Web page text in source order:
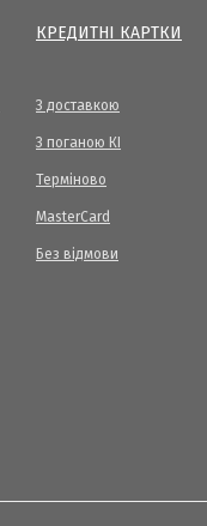
КРЕДИТНІ КАРТКИ
З доставкою
З поганою КІ
Терміново
МasterCard
Без відмови